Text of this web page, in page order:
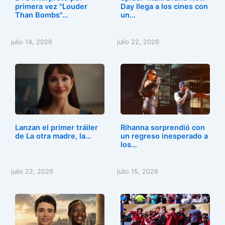
primera vez "Louder
Than Bombs"…
julio 14, 2026
Day llega a los cines con
un…
julio 22, 2026
Lanzan el primer tráiler
de La otra madre, la…
julio 22, 2026
Rihanna sorprendió con
un regreso inesperado a
los…
julio 15, 2026